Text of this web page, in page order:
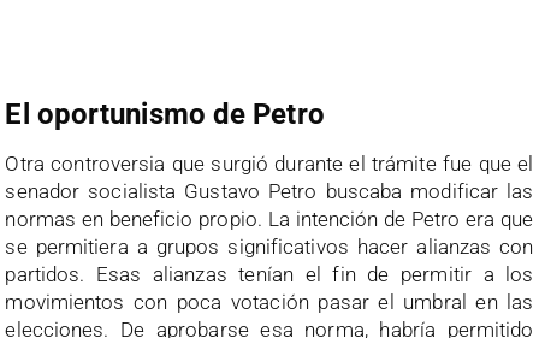
El oportunismo de Petro
Otra controversia que surgió durante el trámite fue que el
senador socialista Gustavo Petro buscaba modificar las
normas en beneficio propio. La intención de Petro era que
se permitiera a grupos significativos hacer alianzas con
partidos. Esas alianzas tenían el fin de permitir a los
movimientos con poca votación pasar el umbral en las
elecciones. De aprobarse esa norma, habría permitido